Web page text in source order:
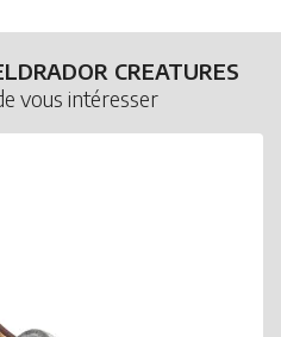
CREATURES
vous intéresser